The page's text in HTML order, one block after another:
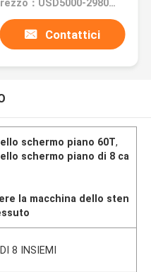
Prezzo：USD5000-298000
Contattici
schermo piano 60T,
schermo piano di 8 ca
la macchina dello sten
8 INSIEMI